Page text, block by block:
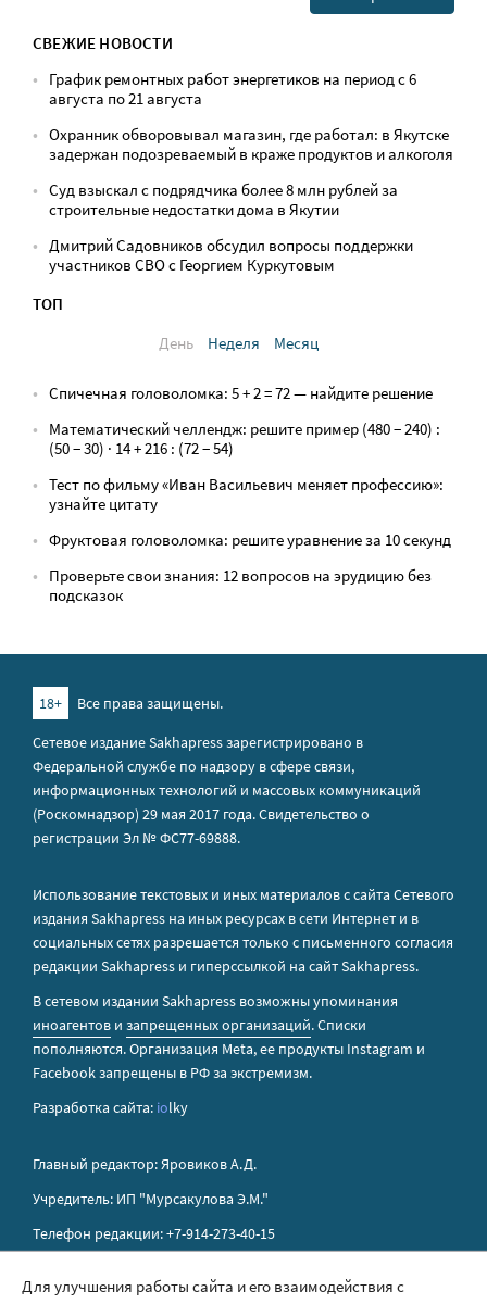
СВЕЖИЕ НОВОСТИ
График ремонтных работ энергетиков на период с 6
августа по 21 августа
Охранник обворовывал магазин, где работал: в Якутске
задержан подозреваемый в краже продуктов и алкоголя
Суд взыскал с подрядчика более 8 млн рублей за
строительные недостатки дома в Якутии
Дмитрий Садовников обсудил вопросы поддержки
участников СВО с Георгием Куркутовым
ТОП
День
Неделя Месяц
Спичечная головоломка: 5 + 2 = 72 — найдите решение
Математический челлендж: решите пример (480 − 240) :
(50 − 30) · 14 + 216 : (72 − 54)
Тест по фильму «Иван Васильевич меняет профессию»:
узнайте цитату
Фруктовая головоломка: решите уравнение за 10 секунд
Проверьте свои знания: 12 вопросов на эрудицию без
подсказок
18+
Все права защищены.
Сетевое издание Sakhapress зарегистрировано в
Федеральной службе по надзору в сфере связи,
информационных технологий и массовых коммуникаций
(Роскомнадзор) 29 мая 2017 года. Свидетельство о
регистрации Эл № ФС77-69888.
Использование текстовых и иных материалов с сайта Сетевого
издания Sakhapress на иных ресурсах в сети Интернет и в
социальных сетях разрешается только с письменного согласия
редакции Sakhapress и гиперссылкой на сайт Sakhapress.
В сетевом издании Sakhapress возможны упоминания
иноагентов и запрещенных организаций. Списки
пополняются. Организация Metа, ее продукты Instagram и
Facebook запрещены в РФ за экстремизм.
Разработка сайта: iolky
Главный редактор: Яровиков А.Д.
Учредитель: ИП "Мурсакулова Э.М."
Телефон редакции: +7-914-273-40-15
Для улучшения работы сайта и его взаимодействия с